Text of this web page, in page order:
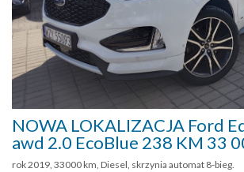
NOWA LOKALIZACJA Ford
awd 2.0 EcoBlue 238 KM 33
rok 2019, 33000 km, Diesel, skrzynia automat 8-bieg.